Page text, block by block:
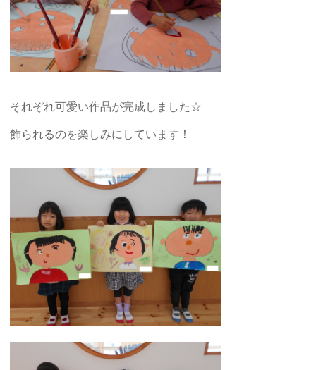
それぞれ可愛い作品が完成しました☆
飾られるのを楽しみにしています！